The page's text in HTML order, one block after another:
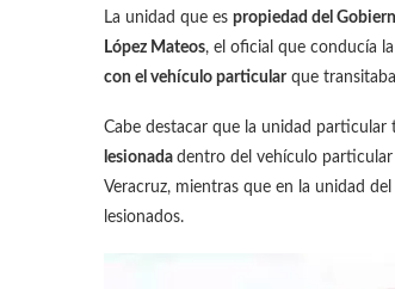
La unidad que es propiedad del
López Mateos, el oficial que conducía
con el vehículo particularque
Cabe destacar que la unidad
lesionada dentro del vehículo
Veracruz, mientras que en la unidad
lesionados.